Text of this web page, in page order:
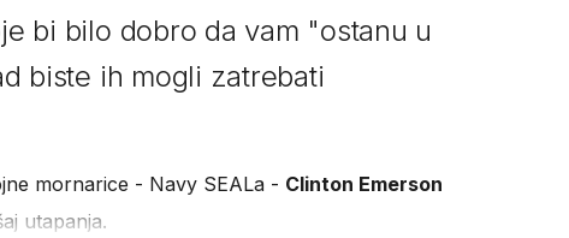
bi bilo dobro da vam "ostanu u
biste ih mogli zatrebati
mornarice - Navy SEALa - Clinton Emerson
utapanja.